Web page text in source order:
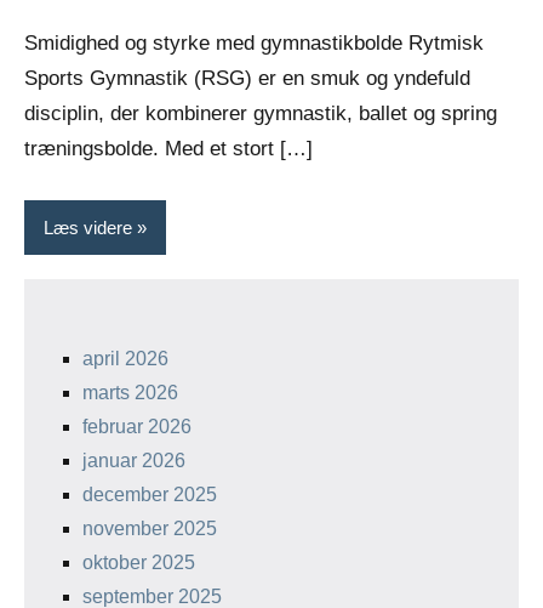
Smidighed og styrke med gymnastikbolde Rytmisk
Sports Gymnastik (RSG) er en smuk og yndefuld
disciplin, der kombinerer gymnastik, ballet og spring
træningsbolde. Med et stort […]
Læs videre
april 2026
marts 2026
februar 2026
januar 2026
december 2025
november 2025
oktober 2025
september 2025